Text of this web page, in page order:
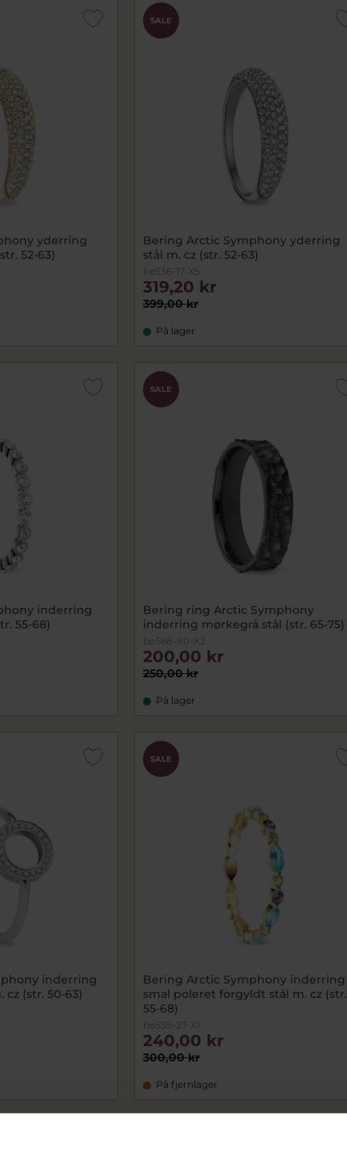
yderring
52-63)
SALE
Bering Arctic Symphony yderring
stål m. cz (str. 52-63)
be536-17-X5
399,00 kr
319,20 kr
På lager
inderring
55-68)
SALE
Bering ring Arctic Symphony
inderring mørkegrå stål (str. 65-75)
be568-80-X2
250,00 kr
200,00 kr
På lager
inderring
(str. 50-63)
SALE
Bering Arctic Symphony inderring
smal poleret forgyldt stål m. cz (str.
55-68)
be535-27-X1
300,00 kr
240,00 kr
På fjernlager